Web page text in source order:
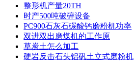
整形机产量20TH
时产500吨破碎设备
PC900石灰石碳酸钙磨粉机功率
双进双出磨煤机的工作原
草炭土怎么加工
硬岩反击石头铝矾土立式磨粉机